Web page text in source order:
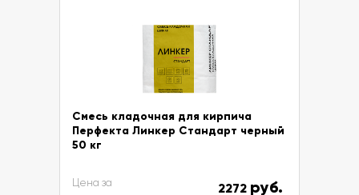
Смесь кладочная для кирпича
Перфекта Линкер Стандарт черный
50 кг
Цена за 2272 руб.